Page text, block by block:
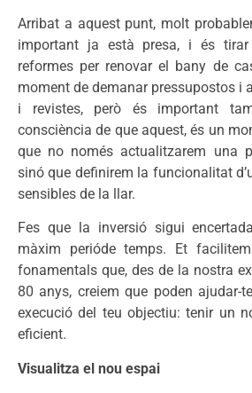
Arribat a aquest punt, molt
important ja està presa, i és
reformes per renovar el bany de
moment de demanar pressupostos i
i revistes, però és important
consciència de que aquest, és un
que no només actualitzarem una
sinó que definirem la funcionalitat
sensibles de la llar.
Fes que la inversió sigui
màxim perióde temps. Et
fonamentals que, des de la nostra
80 anys, creiem que poden ajudar-
execució del teu objectiu: tenir un
eficient.
Visualitza el nou espai